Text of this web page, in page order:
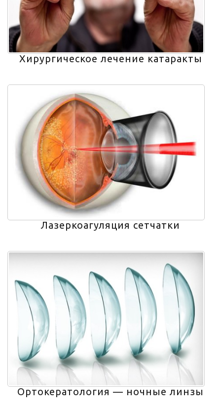
Хирургическое лечение катаракты
Лазеркоагуляция сетчатки
Ортокератология — ночные линзы